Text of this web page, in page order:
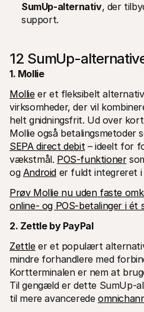
SumUp-alternativ, der
support.
12 SumUp-
1. Mollie
Mollie er et fleksibelt
virksomheder, der vil
helt gnidningsfrit. Ud over
Mollie også betalingsmetoder
SEPA direct debit – ideelt for
vækstmål. POS-funktioner
og Android er fuldt integreret i
Prøv Mollie nu uden faste
online- og POS-betalinger i ét
2. Zettle by PayPal
Zettle er et populært
mindre forhandlere med
Kortterminalen er nem at
Til gengæld er dette SumUp-
til mere avancerede